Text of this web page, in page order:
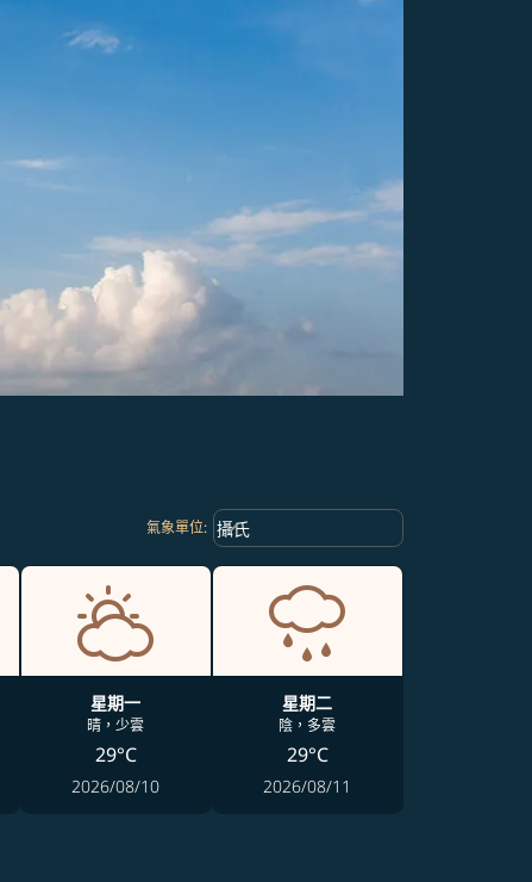
氣象單位: Weather unit option 攝氏 Selected
攝氏
keyboard_arrow_down
星期一
晴，少雲
29°C
2026/08/10
星期二
陰，多雲
29°C
2026/08/11